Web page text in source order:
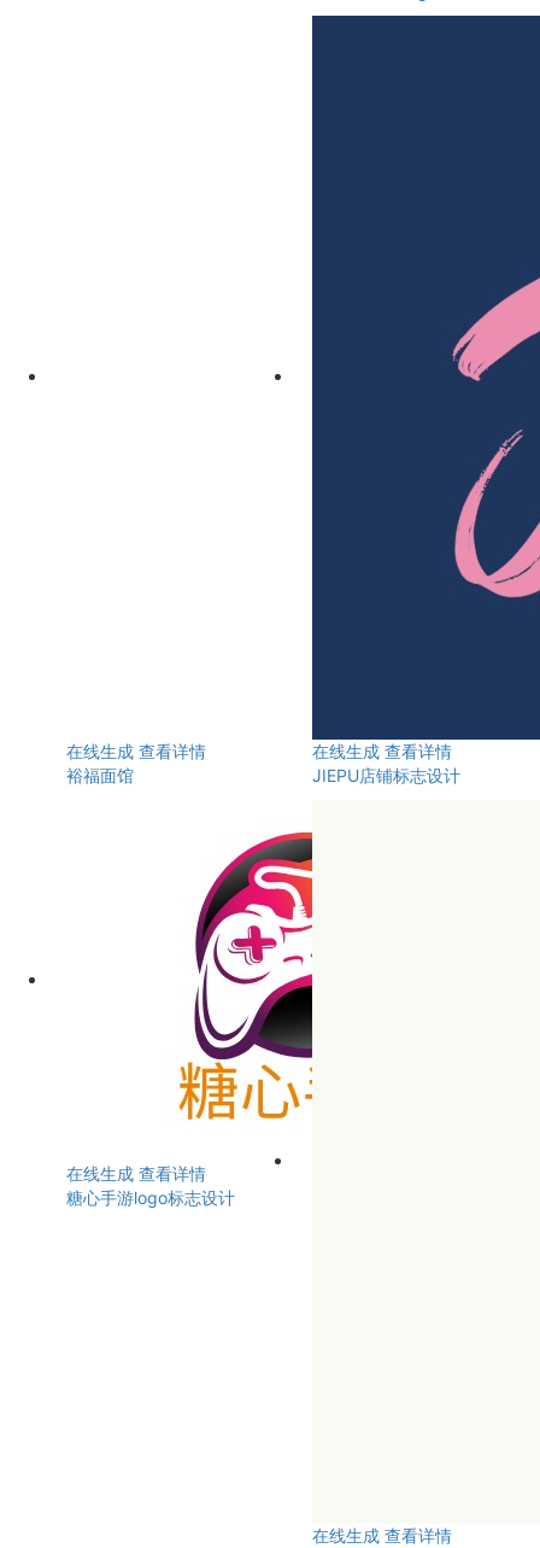
在线生成 查看详情
裕福面馆
在线生成 查看详情
JIEPU店铺标志设计
在线生成 查看详情
糖心手游logo标志设计
在线生成 查看详情